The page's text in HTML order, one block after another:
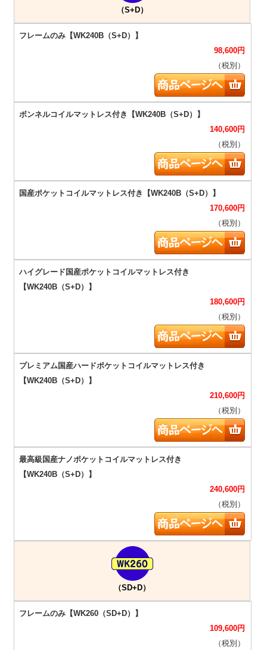
（S+D）
98,600円
（税別）
140,600円
（税別）
170,600円
（税別）
180,600円
（税別）
210,600円
（税別）
240,600円
（税別）
（SD+D）
109,600円
（税別）